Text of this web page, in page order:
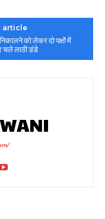
article
को लेकर दो पक्षों में
लाठी डंडे